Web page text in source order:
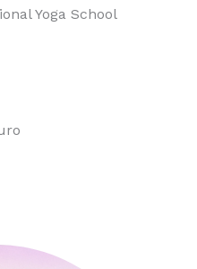
Yoga School